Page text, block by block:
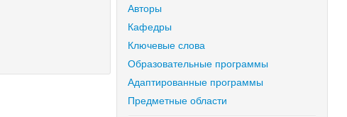
Авторы
Кафедры
Ключевые слова
Образовательные программы
Адаптированные программы
Предметные области